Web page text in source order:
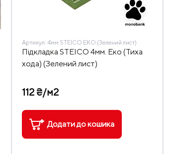
Артикул: 4мм STEICO EKO (Зелений лист)
Підкладка STEICO 4мм. Еко (Тиха
хода) (Зелений лист)
112 ₴/м2
Додати до кошика